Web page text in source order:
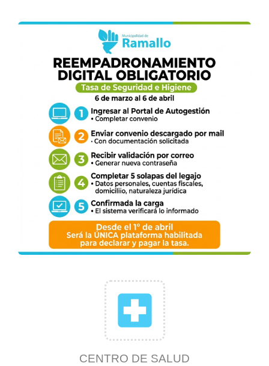
local_hospital
CENTRO DE SALUD